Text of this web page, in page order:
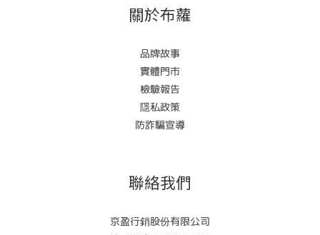
關於布蘿
品牌故事
實體門市
檢驗報告
隱私政策
防詐騙宣導
聯絡我們
京盈行銷股份有限公司